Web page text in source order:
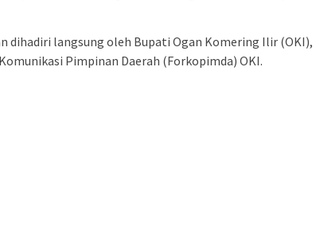
dihadiri langsung oleh Bupati Ogan Komering Ilir (OKI),
Pimpinan Daerah (Forkopimda) OKI.